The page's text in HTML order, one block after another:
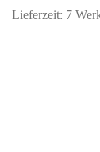
Lieferzeit: 7